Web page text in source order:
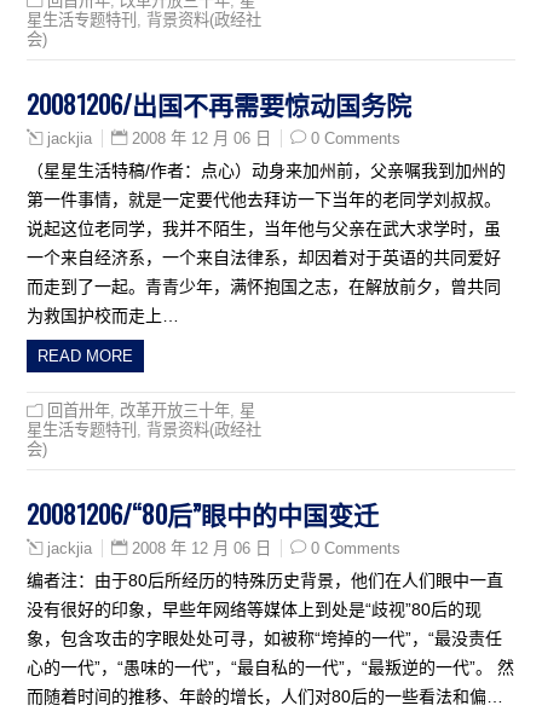
星生活专题特刊
背景资料(政经社
会)
20081206/出国不再需要惊动国务院
jackjia 2008 年 12 月 06 日 0 Comments
（星星生活特稿/作者：点心）动身来加州前，父亲嘱我到加州的
第一件事情，就是一定要代他去拜访一下当年的老同学刘叔叔。
说起这位老同学，我并不陌生，当年他与父亲在武大求学时，虽
一个来自经济系，一个来自法律系，却因着对于英语的共同爱好
而走到了一起。青青少年，满怀抱国之志，在解放前夕，曾共同
为救国护校而走上…
READ MORE
回首卅年 改革开放三十年 星
星生活专题特刊
背景资料(政经社
会)
20081206/“80后”眼中的中国变迁
jackjia 2008 年 12 月 06 日 0 Comments
编者注：由于80后所经历的特殊历史背景，他们在人们眼中一直
没有很好的印象，早些年网络等媒体上到处是“歧视”80后的现
象，包含攻击的字眼处处可寻，如被称“垮掉的一代”，“最没责任
心的一代”，“愚味的一代”，“最自私的一代”，“最叛逆的一代”。 然
而随着时间的推移、年龄的增长，人们对80后的一些看法和偏…